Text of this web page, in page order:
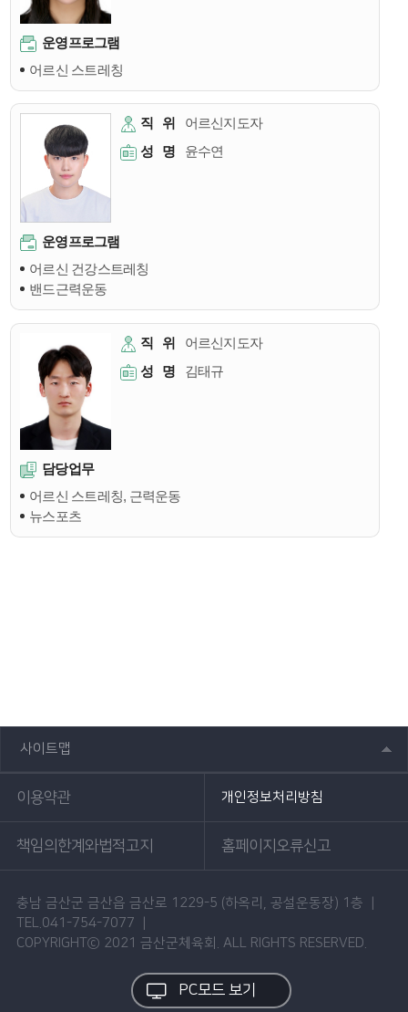
운영프로그램
어르신 스트레칭
직 위
어르신지도자
성
명 윤수연
운영프로그램
어르신 건강스트레칭
밴드근력운동
직 위
어르신지도자
성
명 김태규
담당업무
어르신 스트레칭, 근력운동
뉴스포츠
사이트맵
이용약관 개인정보처리방침
책임의한계와법적고지 홈페이지오류신고
충남 금산군 금산읍 금산로 1229-5 (하옥리, 공설운동장) 1층 |
TEL.041-754-7077 |
COPYRIGHTⓒ 2021 금산군체육회. ALL RIGHTS RESERVED.
PC모드 보기